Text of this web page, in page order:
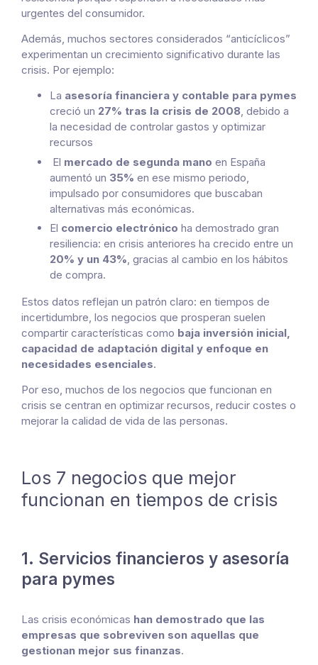
urgentes del consumidor.
Además, muchos sectores considerados “anticíclicos”
experimentan un crecimiento significativo durante las
crisis. Por ejemplo:
La asesoría financiera y contable para pymes
creció un 27% tras la crisis de 2008, debido a
la necesidad de controlar gastos y optimizar
recursos
El mercado de segunda mano en España
aumentó un 35% en ese mismo periodo,
impulsado por consumidores que buscaban
alternativas más económicas.
El comercio electrónico ha demostrado gran
resiliencia: en crisis anteriores ha crecido entre un
20% y un 43%, gracias al cambio en los hábitos
de compra.
Estos datos reflejan un patrón claro: en tiempos de
incertidumbre, los negocios que prosperan suelen
compartir características como baja inversión inicial,
capacidad de adaptación digital y enfoque en
necesidades esenciales.
Por eso, muchos de los negocios que funcionan en
crisis se centran en optimizar recursos, reducir costes o
mejorar la calidad de vida de las personas.
Los 7 negocios que mejor
funcionan en tiempos de crisis
1. Servicios financieros y asesoría
para pymes
Las crisis económicas han demostrado que las
empresas que sobreviven son aquellas que
gestionan mejor sus finanzas.